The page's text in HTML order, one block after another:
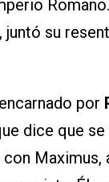
juntó su
por
dice que
Maximus,